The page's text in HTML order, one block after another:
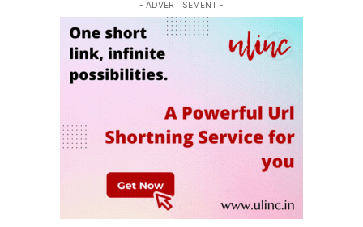
- ADVERTISEMENT -